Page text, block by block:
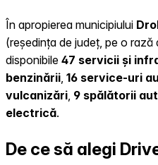
În apropierea municipiului
(reședința de județ, pe o rază
disponibile 47 servicii și
benzinării, 16 service-uri
vulcanizări, 9 spălătorii
electrică.
De ce să alegi